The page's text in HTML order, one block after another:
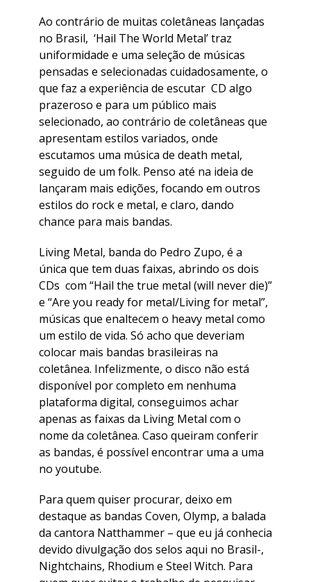
Ao contrário de muitas coletâneas lançadas
no Brasil, ‘Hail The World Metal’ traz
uniformidade e uma seleção de músicas
pensadas e selecionadas cuidadosamente, o
que faz a experiência de escutar CD algo
prazeroso e para um público mais
selecionado, ao contrário de coletâneas que
apresentam estilos variados, onde
escutamos uma música de death metal,
seguido de um folk. Penso até na ideia de
lançaram mais edições, focando em outros
estilos do rock e metal, e claro, dando
chance para mais bandas.
Living Metal, banda do Pedro Zupo, é a
única que tem duas faixas, abrindo os dois
CDs com “Hail the true metal (will never die)”
e “Are you ready for metal/Living for metal”,
músicas que enaltecem o heavy metal como
um estilo de vida. Só acho que deveriam
colocar mais bandas brasileiras na
coletânea. Infelizmente, o disco não está
disponível por completo em nenhuma
plataforma digital, conseguimos achar
apenas as faixas da Living Metal com o
nome da coletânea. Caso queiram conferir
as bandas, é possível encontrar uma a uma
no youtube.
Para quem quiser procurar, deixo em
destaque as bandas Coven, Olymp, a balada
da cantora Natthammer – que eu já conhecia
devido divulgação dos selos aqui no Brasil-,
Nightchains, Rhodium e Steel Witch. Para